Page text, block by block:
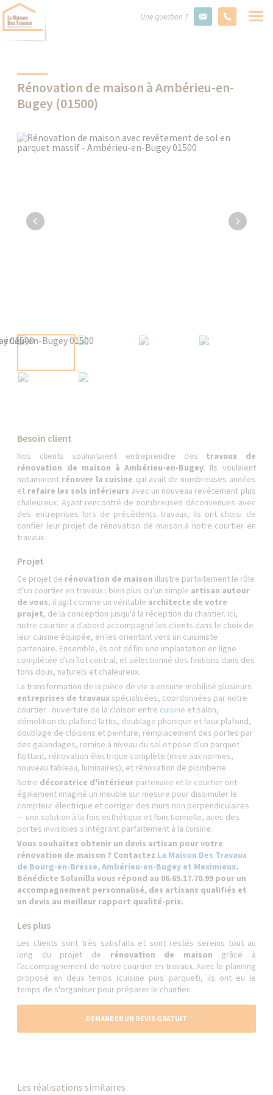
Une question ?
Rénovation de maison à Ambérieu-en-
Bugey (01500)
Besoin client
Nos clients souhaitaient entreprendre des travaux de
rénovation de maison à Ambérieu-en-Bugey. Ils voulaient
notamment rénover la cuisine qui avait de nombreuses années
et refaire les sols intérieurs avec un nouveau revêtement plus
chaleureux. Ayant rencontré de nombreuses déconvenues avec
des entreprises lors de précédents travaux, ils ont choisi de
confier leur projet de rénovation de maison à notre courtier en
travaux.
Projet
Ce projet de rénovation de maison illustre parfaitement le rôle
d'un courtier en travaux : bien plus qu'un simple artisan autour
de vous, il agit comme un véritable architecte de votre
projet, de la conception jusqu'à la réception du chantier. Ici,
notre courtier a d'abord accompagné les clients dans le choix de
leur cuisine équipée, en les orientant vers un cuisiniste
partenaire. Ensemble, ils ont défini une implantation en ligne
complétée d'un îlot central, et sélectionné des finitions dans des
tons doux, naturels et chaleureux.
La transformation de la pièce de vie a ensuite mobilisé plusieurs
entreprises de travaux spécialisées, coordonnées par notre
courtier : ouverture de la cloison entre cuisine et salon,
démolition du plafond lattis, doublage phonique et faux plafond,
doublage de cloisons et peinture, remplacement des portes par
des galandages, remise à niveau du sol et pose d'un parquet
flottant, rénovation électrique complète (mise aux normes,
nouveau tableau, luminaires), et rénovation de plomberie.
Notre décoratrice d'intérieur partenaire et le courtier ont
également imaginé un meuble sur mesure pour dissimuler le
compteur électrique et corriger des murs non perpendiculaires
— une solution à la fois esthétique et fonctionnelle, avec des
portes invisibles s'intégrant parfaitement à la cuisine.
Vous souhaitez obtenir un devis artisan pour votre
rénovation de maison ? Contactez La Maison Des Travaux
de Bourg-en-Bresse, Ambérieu-en-Bugey et Meximieux.
Bénédicte Solanilla vous répond au 06.65.17.70.99 pour un
accompagnement personnalisé, des artisans qualifiés et
un devis au meilleur rapport qualité-prix.
Les plus
Les clients sont très satisfaits et sont restés sereins tout au
long du projet de rénovation de maison grâce à
l’accompagnement de notre courtier en travaux. Avec le planning
proposé en deux temps (cuisine puis parquet), ils ont eu le
temps de s'organiser pour préparer le chantier.
DEMANDER UN DEVIS GRATUIT
Les réalisations similaires